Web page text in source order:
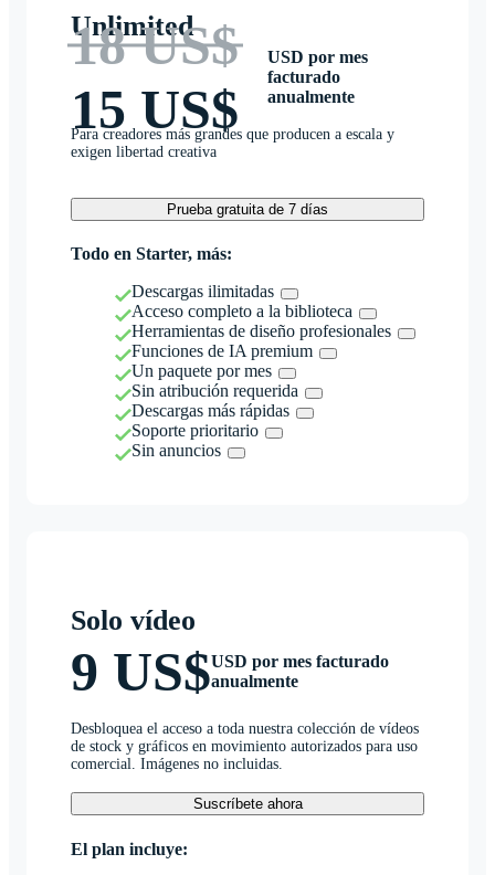
Unlimited
18 US$
15 US$
USD por mes
facturado
anualmente
Para creadores más grandes que producen a escala y
exigen libertad creativa
Prueba gratuita de 7 días
Todo en Starter, más:
Descargas ilimitadas
Acceso completo a la biblioteca
Herramientas de diseño profesionales
Funciones de IA premium
Un paquete por mes
Sin atribución requerida
Descargas más rápidas
Soporte prioritario
Sin anuncios
Solo vídeo
9 US$USD por mes facturado
anualmente
Desbloquea el acceso a toda nuestra colección de vídeos
de stock y gráficos en movimiento autorizados para uso
comercial. Imágenes no incluidas.
Suscríbete ahora
El plan incluye: